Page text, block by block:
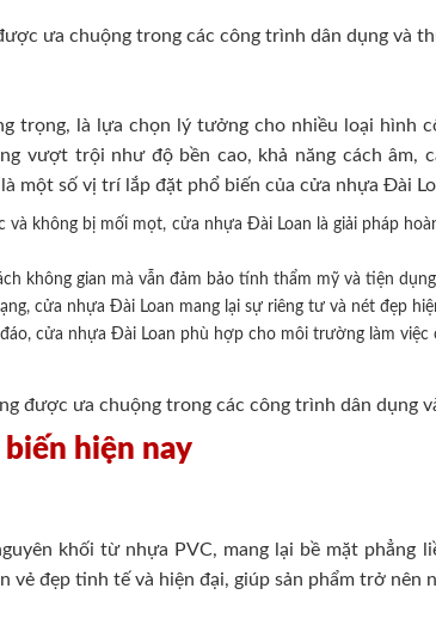
ưa chuộng trong các công trình dân dụng và
trọng, là lựa chọn lý tưởng cho nhiều loại hình
vượt trội như độ bền cao, khả năng cách âm,
một số vị trí lắp đặt phổ biến của cửa nhựa Đài
và không bị mối mọt, cửa nhựa Đài Loan là giải pháp
không gian mà vẫn đảm bảo tính thẩm mỹ và tiện
cửa nhựa Đài Loan mang lại sự riêng tư và nét đẹp
cửa nhựa Đài Loan phù hợp cho môi trường làm việc
được ưa chuộng trong các công trình dân dụng
hiện nay
khối từ nhựa PVC, mang lại bề mặt phẳng
vẻ đẹp tinh tế và hiện đại, giúp sản phẩm trở nên